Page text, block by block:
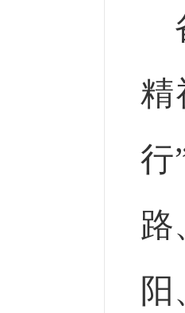
精
行
路